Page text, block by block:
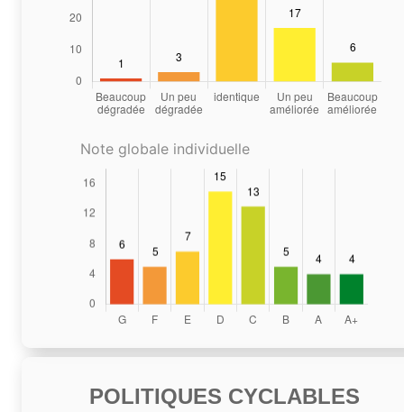
Note globale individuelle
POLITIQUES CYCLABLES